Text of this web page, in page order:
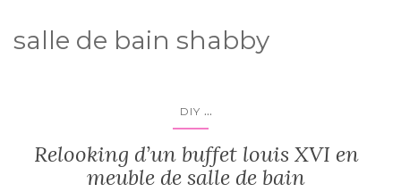
salle de bain shabby
DIY ...
Relooking d’un buffet louis XVI en
meuble de salle de bain